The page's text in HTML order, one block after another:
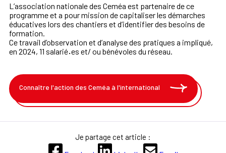
L’association nationale des Ceméa est partenaire de ce
programme et a pour mission de capitaliserles démarches
éducatives lors des chantiers et d’identifier des besoins de
formation.
Ce travail d’observation et d’analyse des pratiques a impliqué,
en 2024, 11 salarié·es et/ ou bénévoles du réseau.
Connaître l'action des Ceméa à l'international
Je partage cet article :